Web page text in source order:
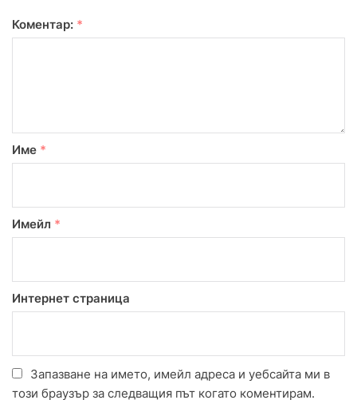
Коментар: *
Име *
Имейл *
Интернет страница
Запазване на името, имейл адреса и уебсайта ми в
този браузър за следващия път когато коментирам.